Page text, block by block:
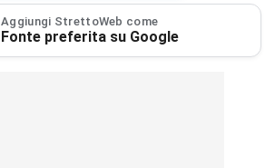
Aggiungi StrettoWeb come
Fonte preferita su Google